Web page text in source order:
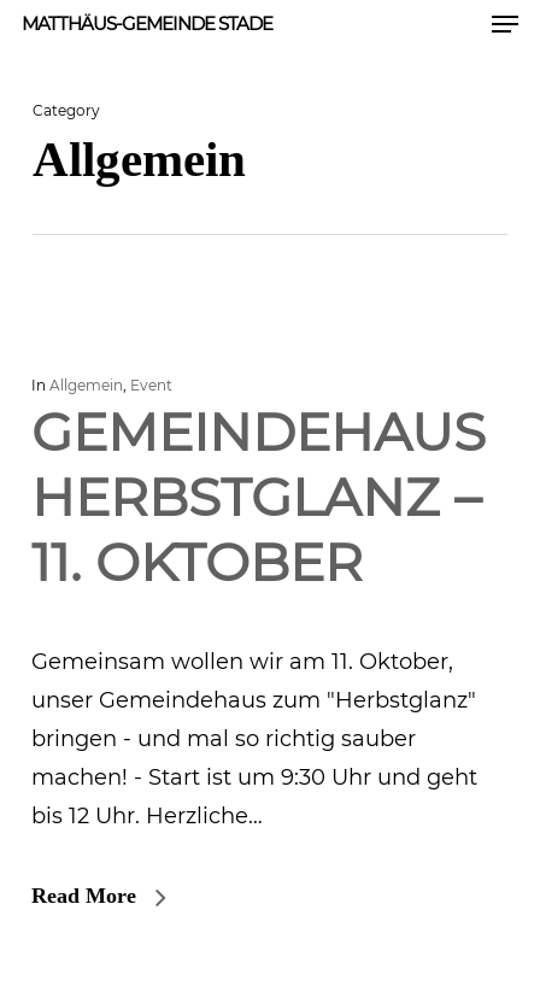
SkipMATTHÄUS-GEMEINDE STADE
Category
Allgemein
In Allgemein, Event
GEMEINDEHAUS
HERBSTGLANZ –
11. OKTOBER
Gemeinsam wollen wir am 11. Oktober,
unser Gemeindehaus zum "Herbstglanz"
bringen - und mal so richtig sauber
machen! - Start ist um 9:30 Uhr und geht
bis 12 Uhr. Herzliche…
Read More